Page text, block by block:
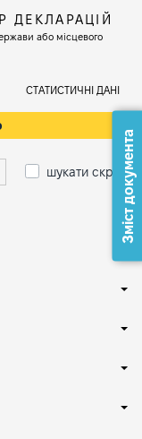
ДЕКЛАРАЦІЙ
або місцевого
СТАТИСТИЧНІ ДАНІ
шукати скрізьЗміст документа